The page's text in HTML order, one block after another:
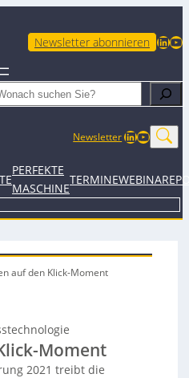
Newsletter abonnieren LinkedIn YouTube
NewsletterLinkedIn
PERFEKTE
MASCHINE
TERMINEWEBINARE
auf den Klick-Moment
Moment
2021 treibt die